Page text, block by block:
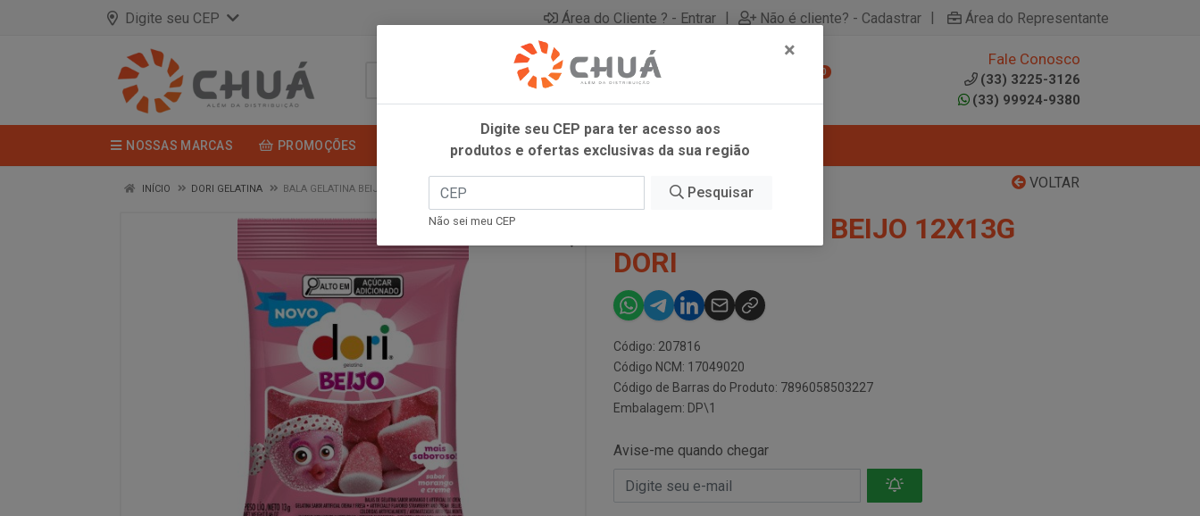
Digite seu CEP Área do Cliente ? - Entrar | Não é cliente? - Cadastrar | Área do Representante
0
Fale Conosco
(33) 3225-3126
(33) 99924-9380
NOSSAS MARCAS PROMOÇÕES
VOLTAR
INÍCIO DORI GELATINA BALA GELATINA BEIJO 12X13G DORI
BALA GELATINA BEIJO 12X13G
DORI
Código: 207816
Código NCM: 17049020
Código de Barras do Produto: 7896058503227
Embalagem: DP\1
Avise-me quando chegar
×
Digite seu CEP para ter acesso aos
produtos e ofertas exclusivas da sua região
Pesquisar
Não sei meu CEP